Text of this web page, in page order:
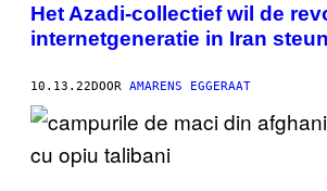
Het Azadi-collectief wil de
internetgeneratie in Iran
10.13.22DOOR AMARENS EGGERAAT